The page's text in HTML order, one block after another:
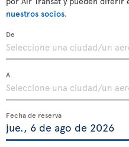
nuestros socios.
De
A
Fecha de reserva